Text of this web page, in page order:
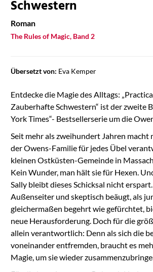
Schwestern
Roman
The Rules of Magic, Band 2
Übersetzt von: Eva Kemper
Entdecke die Magie des Alltags:
Zauberhafte Schwestern“ ist der zweite
York Times“- Bestsellerserie um die
Seit mehr als zweihundert Jahren macht
der Owens-Familie für jedes Übel
kleinen Ostküsten-Gemeinde in
Kein Wunder, man hält sie für Hexen.
Sally bleibt dieses Schicksal nicht
Außenseiter und skeptisch beäugt, als
gleichermaßen begehrt wie gefürchtet,
neue Herausforderung. Doch für die
allein verantwortlich: Denn als sich die
voneinander entfremden, braucht es
Magie, um sie wieder